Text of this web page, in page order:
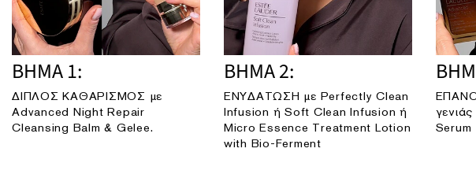
ΒΗΜΑ 1:
ΔΙΠΛΟΣ ΚΑΘΑΡΙΣΜΟΣ με
Advanced Night Repair
Cleansing Balm & Gelee.
ΒΗΜΑ 2:
ΕΝΥΔΑΤΩΣΗ με Perfectly Clean
Infusion ή Soft Clean Infusion ή
Micro Essence Treatment Lotion
with Bio-Ferment
Serum